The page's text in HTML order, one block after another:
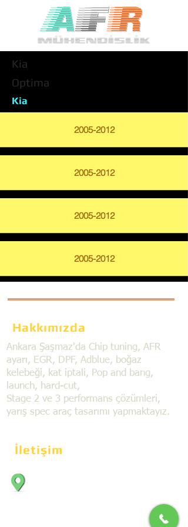
Kia
Optima
Kia
2005-2012
2005-2012
2005-2012
2005-2012
Hakkımızda
Ankara Şaşmaz'da Chip tuning, AFR
ayarı, EGR, DPF, Adblue, boğaz
kelebeği, kat iptali, Pop and bang,
launch, hard-cut,
Stage 2 ve 3 performans çözümleri,
yarış spec araç tasarımı yapmaktayız.
İletişim